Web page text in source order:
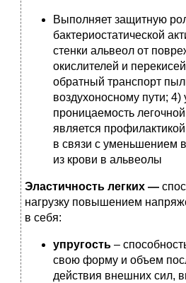
Выполняет защитную
бактериостатической
стенки альвеол от
окислителей и
обратный транспорт
воздухоносному пути;
проницаемость
является
в связи с уменьшением
из крови в альвеолы
Эластичность легких —
нагрузку повышением
в себя:
упругость –
свою форму и объем
действия внешних сил,